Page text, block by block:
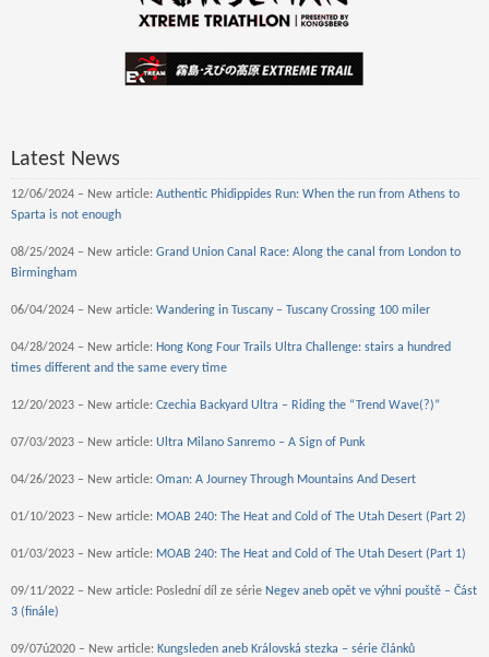
Latest News
12/06/2024 – New article: Authentic Phidippides Run: When the run from Athens to
Sparta is not enough
08/25/2024 – New article: Grand Union Canal Race: Along the canal from London to
Birmingham
06/04/2024 – New article: Wandering in Tuscany – Tuscany Crossing 100 miler
04/28/2024 – New article: Hong Kong Four Trails Ultra Challenge: stairs a hundred
times different and the same every time
12/20/2023 – New article: Czechia Backyard Ultra – Riding the “Trend Wave(?)”
07/03/2023 – New article: Ultra Milano Sanremo – A Sign of Punk
04/26/2023 – New article: Oman: A Journey Through Mountains And Desert
01/10/2023 – New article: MOAB 240: The Heat and Cold of The Utah Desert (Part 2)
01/03/2023 – New article: MOAB 240: The Heat and Cold of The Utah Desert (Part 1)
09/11/2022 – New article: Poslední díl ze série Negev aneb opět ve výhni pouště – Část
3 (finále)
09/07ú2020 – New article: Kungsleden aneb Královská stezka – série článků